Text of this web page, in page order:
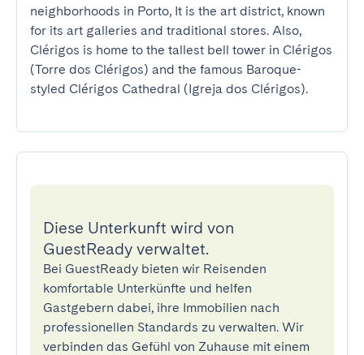
neighborhoods in Porto, It is the art district, known
for its art galleries and traditional stores. Also,
Clérigos is home to the tallest bell tower in Clérigos
(Torre dos Clérigos) and the famous Baroque-
styled Clérigos Cathedral (Igreja dos Clérigos).
Diese Unterkunft wird von
GuestReady verwaltet.
Bei GuestReady bieten wir Reisenden
komfortable Unterkünfte und helfen
Gastgebern dabei, ihre Immobilien nach
professionellen Standards zu verwalten. Wir
verbinden das Gefühl von Zuhause mit einem